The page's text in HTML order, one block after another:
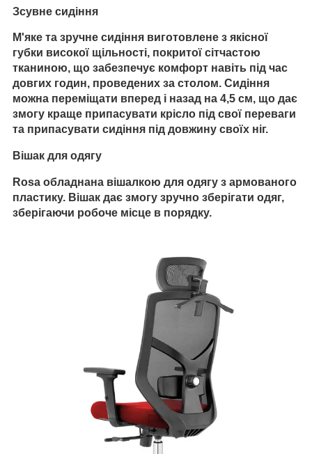
Зсувне сидіння
М'яке та зручне сидіння виготовлене з якісної
губки високої щільності, покритої сітчастою
тканиною, що забезпечує комфорт навіть під час
довгих годин, проведених за столом. Сидіння
можна переміщати вперед і назад на 4,5 см, що дає
змогу краще припасувати крісло під свої переваги
та припасувати сидіння під довжину своїх ніг.
Вішак для одягу
Rosa обладнана вішалкою для одягу з армованого
пластику. Вішак дає змогу зручно зберігати одяг,
зберігаючи робоче місце в порядку.